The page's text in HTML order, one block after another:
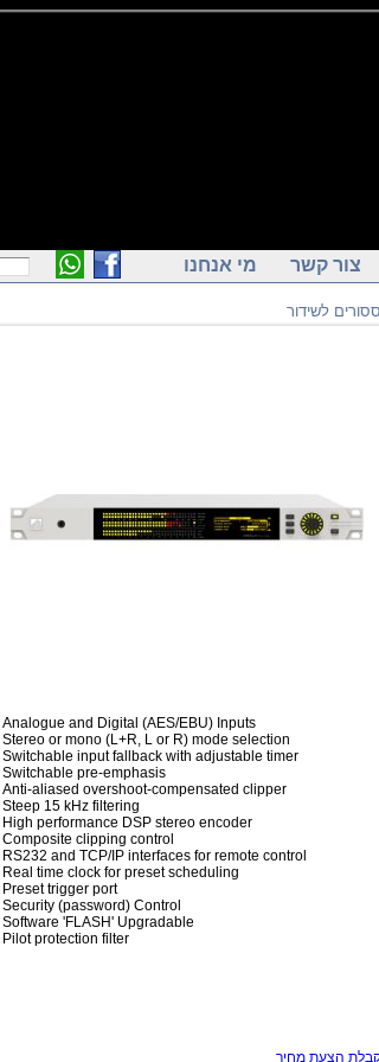
צור קשר מי אנחנו
לשידור
Analogue and Digital (AES/EBU) Inputs
Stereo or mono (L+R, L or R) mode selection
Switchable input fallback with adjustable timer
Switchable pre-emphasis
Anti-aliased overshoot-compensated clipper
Steep 15 kHz filtering
High performance DSP stereo encoder
Composite clipping control
RS232 and TCP/IP interfaces for remote control
Real time clock for preset scheduling
Preset trigger port
Security (password) Control
Software 'FLASH' Upgradable
Pilot protection filter
הצעת מחיר